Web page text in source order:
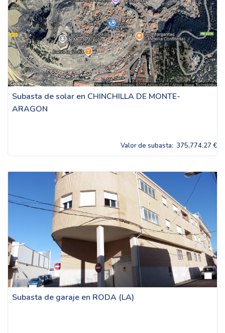
Subasta de solar en CHINCHILLA DE MONTE-
ARAGON
Valor de subasta: 375,774.27 €
Subasta de garaje en RODA (LA)